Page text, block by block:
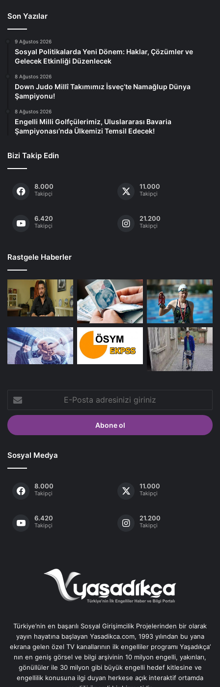
Son Yazılar
9 Ağustos 2026
Sosyal Politikalarda Yeni Dönem: Haklar, Çözümler ve
Gelecek Etkinliği Düzenlecek
8 Ağustos 2026
Down Judo Millî Takımımız İsveç’te Namağlup Dünya
Şampiyonu!
8 Ağustos 2026
Engelli Milli Golfçülerimiz, Uluslararası Bavaria
Şampiyonası’nda Ülkemizi Temsil Edecek!
Bizi Takip Edin
8.000
Takipçi
11.000
Takipçi
6.420
Takipçi
21.200
Takipçi
Rastgele Haberler
Posta
adresinizi
giriniz
Sosyal Medya
8.000
Takipçi
11.000
Takipçi
6.420
Takipçi
21.200
Takipçi
Türkiye’nin en başarılı Sosyal Girişimcilik Projelerinden bir olarak
yayın hayatına başlayan Yasadikca.com, 1993 yılından bu yana
ekrana gelen özel TV kanallarının ilk engelliler programı Yaşadıkça’
nın en geniş görsel ve bilgi arşivinin 10 milyon engelli, yakınları,
gönüllüler ile 30 milyon gibi büyük engelli hedef kitlesine ve
engellilik konusuna ilgi duyan herkese açık interaktif ortamda